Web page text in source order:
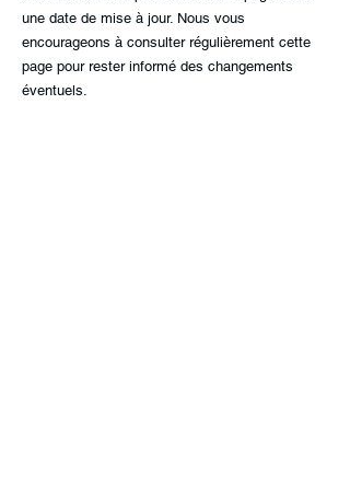
une date de mise à jour. Nous vous
encourageons à consulter régulièrement cette
page pour rester informé des changements
éventuels.